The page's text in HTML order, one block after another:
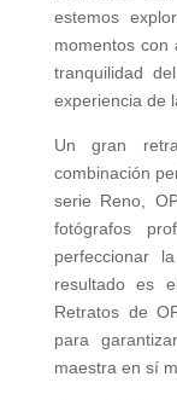
estemos
momentos con
tranquilidad
experiencia de
Un gran
combinación
serie Reno,
fotógrafos
perfeccionar
resultado es
Retratos de
para
maestra en sí